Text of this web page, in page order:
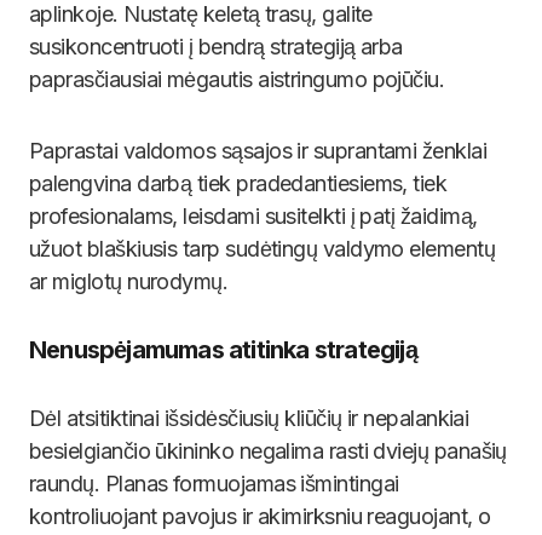
aplinkoje. Nustatę keletą trasų, galite
susikoncentruoti į bendrą strategiją arba
paprasčiausiai mėgautis aistringumo pojūčiu.
Paprastai valdomos sąsajos ir suprantami ženklai
palengvina darbą tiek pradedantiesiems, tiek
profesionalams, leisdami susitelkti į patį žaidimą,
užuot blaškiusis tarp sudėtingų valdymo elementų
ar miglotų nurodymų.
Nenuspėjamumas atitinka strategiją
Dėl atsitiktinai išsidėsčiusių kliūčių ir nepalankiai
besielgiančio ūkininko negalima rasti dviejų panašių
raundų. Planas formuojamas išmintingai
kontroliuojant pavojus ir akimirksniu reaguojant, o